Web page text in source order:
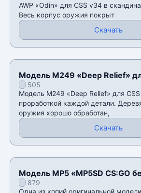
AWP «Odin» для CSS v34 в
Весь корпус оружия покрыт
Скачать
Модель M249 «Deep Relief»
505
Модель M249 «Deep Relief» для
проработкой каждой детали.
оружия хорошо обработан,
Скачать
Модель MP5 «MP5SD CS:GO
осмотра» для CSS v34
879
Одна из копий оригинальной